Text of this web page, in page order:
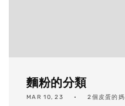
麵粉的分類
MAR 10, 23 2個皮蛋的媽